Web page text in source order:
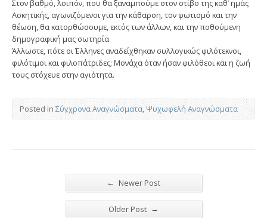
Στον βαθμό, λοιπόν, που θα ξαναμπούμε στον στίβο της καθ’ ημάς
Ασκητικής, αγωνιζόμενοι για την κάθαρση, τον φωτισμό και την
θέωση, θα κατορθώσουμε, εκτός των άλλων, και την ποθούμενη
δημογραφική μας σωτηρία.
Άλλωστε, πότε οι Έλληνες αναδείχθηκαν συλλογικώς φιλότεκνοι,
φιλότιμοι και φιλοπάτριδες; Μονάχα όταν ήσαν φιλόθεοι και η ζωή
τους στόχευε στην αγιότητα.
Posted in Σύγχρονα Αναγνώσματα,Ψυχωφελή Αναγνώσματα
← Newer Post
Older Post →